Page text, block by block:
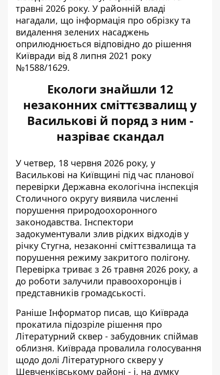
травні 2026 року. У районній владі
нагадали, що інформація про обрізку та
видалення зелених насаджень
оприлюднюється відповідно до рішення
Київради від 8 липня 2021 року
№1588/1629.
Екологи знайшли 12
незаконних сміттєзвалищ у
Василькові й поряд з ним -
назріває скандал
У четвер, 18 червня 2026 року, у
Василькові на Київщині під час планової
перевірки Державна екологічна інспекція
Столичного округу виявила численні
порушення природоохоронного
законодавства. Інспектори
задокументували злив рідких відходів у
річку Стугна, незаконні сміттєзвалища та
порушення режиму закритого полігону.
Перевірка триває з 26 травня 2026 року, а
до роботи залучили правоохоронців і
представників громадськості.
Раніше Інформатор писав, що Київрада
прокатила підозріле рішення про
Літературний сквер - забудовник спіймав
облизня. Київрада провалила голосування
щодо долі Літературного скверу у
Шевченківському районі - і, на думку